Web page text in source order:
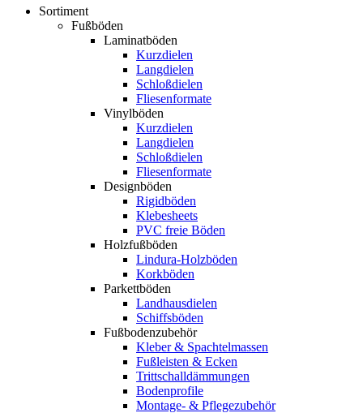
Sortiment
Fußböden
Laminatböden
Kurzdielen
Langdielen
Schloßdielen
Fliesenformate
Vinylböden
Kurzdielen
Langdielen
Schloßdielen
Fliesenformate
Designböden
Rigidböden
Klebesheets
PVC freie Böden
Holzfußböden
Lindura-Holzböden
Korkböden
Parkettböden
Landhausdielen
Schiffsböden
Fußbodenzubehör
Kleber & Spachtelmassen
Fußleisten & Ecken
Trittschalldämmungen
Bodenprofile
Montage- & Pflegezubehör